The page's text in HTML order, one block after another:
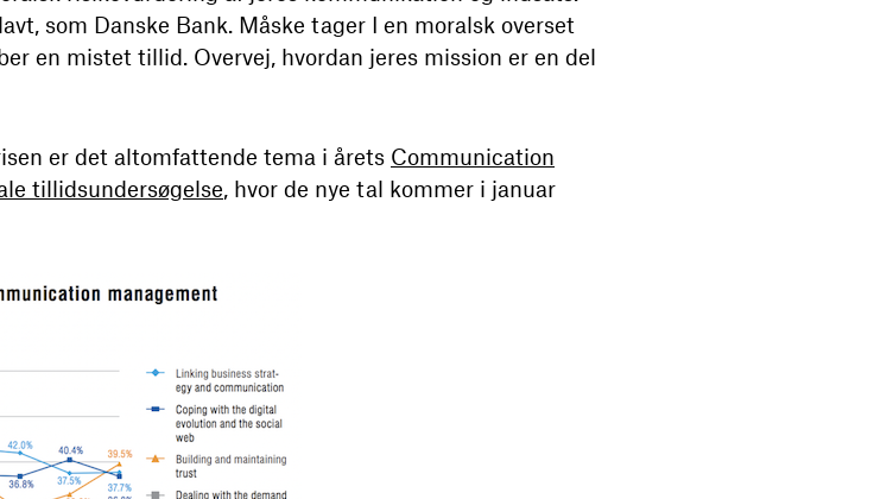
som Danske Bank. Måske tager I en moralsk overset
en mistet tillid. Overvej, hvordan jeres mission er en del
er det altomfattende tema i årets Communication
tillidsundersøgelse, hvor de nye tal kommer i januar